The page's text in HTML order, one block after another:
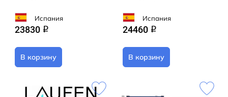
Испания
23830 q
В корзину
Испания
24460 q
В корзину